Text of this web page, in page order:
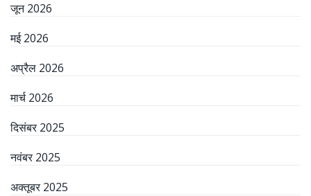
जून 2026
मई 2026
अप्रैल 2026
मार्च 2026
दिसंबर 2025
नवंबर 2025
अक्तूबर 2025